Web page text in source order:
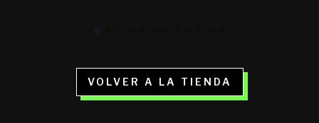
VOLVER A LA TIENDA